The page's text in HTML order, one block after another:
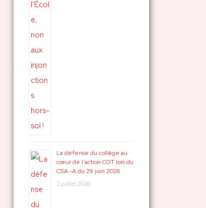
La défense du collège au
cœur de l’action CGT lors du
CSA -A du 29 juin 2026
2 juillet 2026